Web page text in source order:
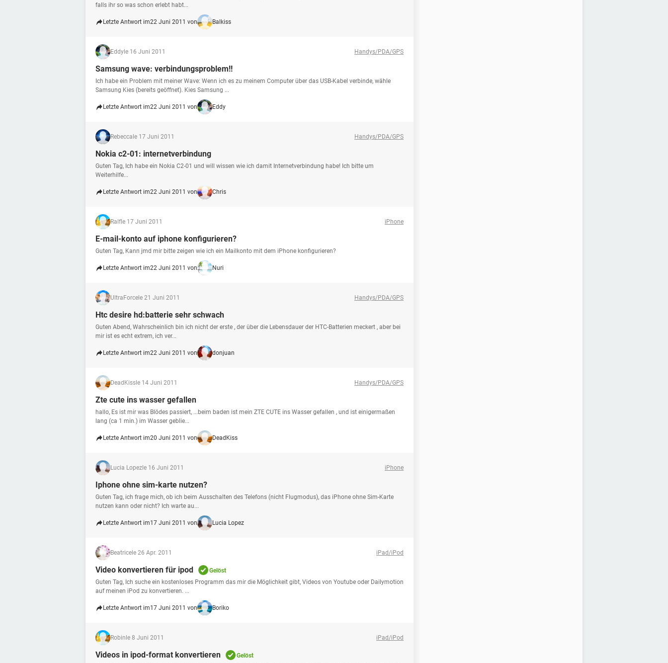
falls ihr so was schon erlebt habt...
Letzte Antwort im22 Juni 2011 von Balkiss
Eddy le 16 Juni 2011 Handys/PDA/GPS
Samsung wave: verbindungsproblem!!
Ich habe ein Problem mit meiner Wave: Wenn ich es zu meinem Computer über das USB-Kabel verbinde, wähle
Samsung Kies (bereits geöffnet). Kies Samsung ...
Letzte Antwort im22 Juni 2011 von Eddy
Rebecca le 17 Juni 2011 Handys/PDA/GPS
Nokia c2-01: internetverbindung
Guten Tag, Ich habe ein Nokia C2-01 und will wissen wie ich damit Internetverbindung habe! Ich bitte um
Weiterhilfe...
Letzte Antwort im22 Juni 2011 von Chris
Ralf le 17 Juni 2011 iPhone
E-mail-konto auf iphone konfigurieren?
Guten Tag, Kann jmd mir bitte zeigen wie ich ein Mailkonto mit dem iPhone konfigurieren?
Letzte Antwort im22 Juni 2011 von Nuri
UltraForce le 21 Juni 2011 Handys/PDA/GPS
Htc desire hd:batterie sehr schwach
Guten Abend, Wahrscheinlich bin ich nicht der erste , der über die Lebensdauer der HTC-Batterien meckert , aber bei
mir ist es echt extrem, ich ver...
Letzte Antwort im22 Juni 2011 von donjuan
DeadKiss le 14 Juni 2011 Handys/PDA/GPS
Zte cute ins wasser gefallen
hallo, Es ist mir was Blödes passiert, ...beim baden ist mein ZTE CUTE ins Wasser gefallen , und ist einigermaßen
lang (ca 1 min.) im Wasser geblie...
Letzte Antwort im20 Juni 2011 von DeadKiss
Lucia Lopez le 16 Juni 2011 iPhone
Iphone ohne sim-karte nutzen?
Guten Tag, ich frage mich, ob ich beim Ausschalten des Telefons (nicht Flugmodus), das iPhone ohne Sim-Karte
nutzen kann oder nicht? Ich warte au...
Letzte Antwort im17 Juni 2011 von Lucia Lopez
Beatrice le 26 Apr. 2011 iPad/iPod
Video konvertieren für ipod
Gelöst
Guten Tag, Ich suche ein kostenloses Programm das mir die Möglichkeit gibt, Videos von Youtube oder Dailymotion
auf meinen iPod zu konvertieren. ...
Letzte Antwort im17 Juni 2011 von Boriko
Robin le 8 Juni 2011 iPad/iPod
Videos in ipod-format konvertieren
Gelöst